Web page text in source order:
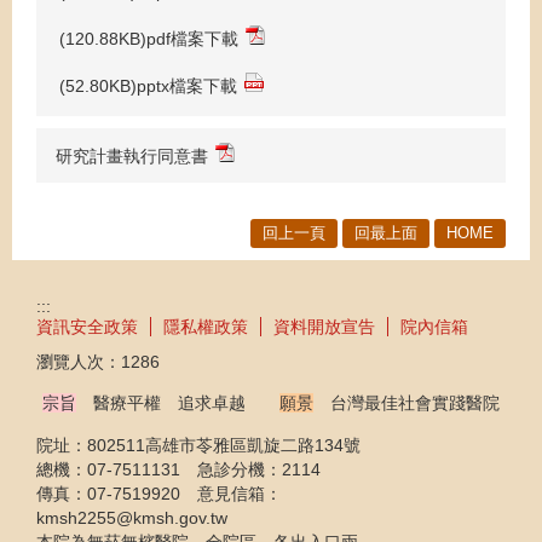
(120.88KB)pdf檔案下載
(52.80KB)pptx檔案下載
研究計畫執行同意書
回上一頁 回最上面 HOME
:::
資訊安全政策
隱私權政策 資料開放宣告
院內信箱
瀏覽人次： 1286
宗旨 醫療平權 追求卓越 願景 台灣最佳社會實踐醫院
院址：802511高雄市苓雅區凱旋二路134號
總機：07-7511131 急診分機：2114
傳真：07-7519920 意見信箱：
kmsh2255@kmsh.gov.tw